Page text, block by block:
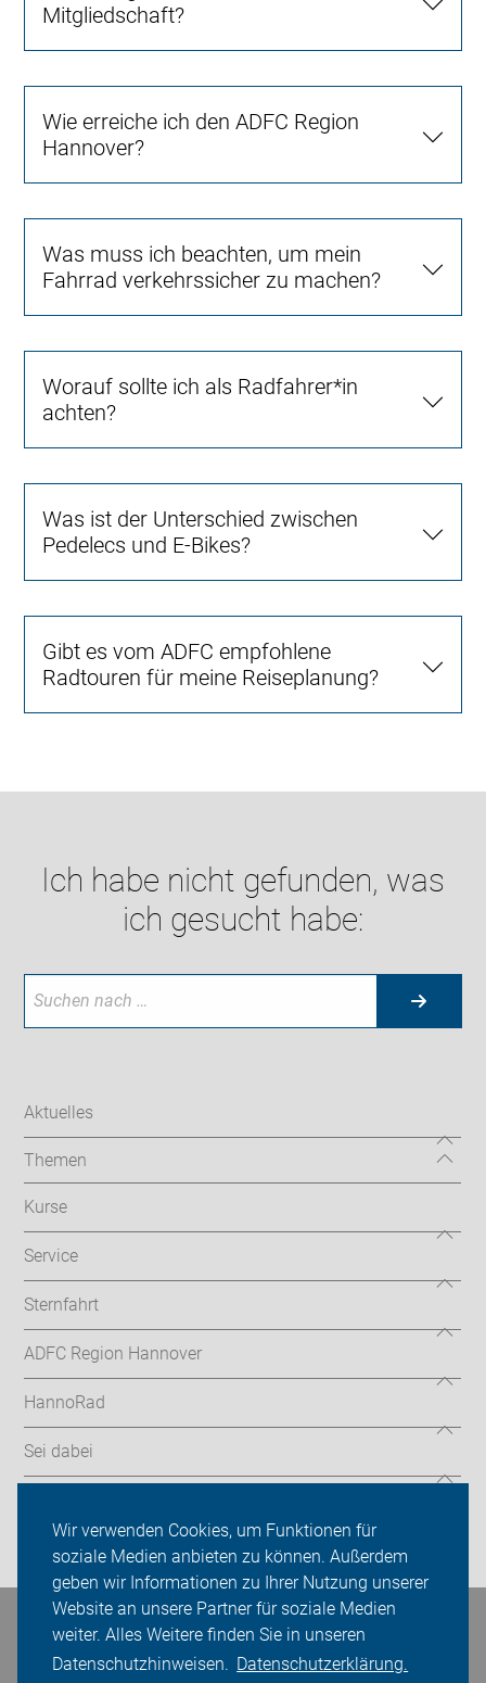
Wir verwenden Cookies, um Funktionen für
soziale Medien anbieten zu können. Außerdem
geben wir Informationen zu Ihrer Nutzung unserer
Website an unsere Partner für soziale Medien
weiter. Alles Weitere finden Sie in unseren
Datenschutzhinweisen. Datenschutzerklärung.
Mitgliedschaft?
Wie erreiche ich den ADFC Region
Hannover?
Was muss ich beachten, um mein
Fahrrad verkehrssicher zu machen?
Worauf sollte ich als Radfahrer*in
achten?
Was ist der Unterschied zwischen
Pedelecs und E-Bikes?
Gibt es vom ADFC empfohlene
Radtouren für meine Reiseplanung?
Ich habe nicht gefunden, was
ich gesucht habe:
Aktuelles
Themen
Kurse
Service
Sternfahrt
ADFC Region Hannover
HannoRad
Sei dabei
Bleiben Sie in Kontakt